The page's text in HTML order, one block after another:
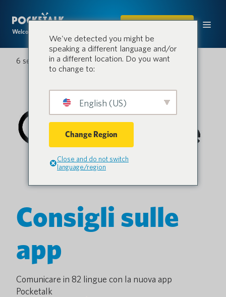
Welcome to the conversation.
ACQUISTARE
6 settembre 2022
Consigli sulle
app
Comunicare in 82 lingue con la nuova app
Pocketalk
We've detected you might be
speaking a different language and/or
in a different location. Do you want
to change to:
English (US)
Change Region
Close and do not switch
language/region